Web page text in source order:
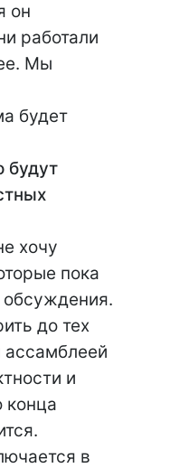
он
работали
Мы
будет
будут
хочу
пока
до тех
ассамблеей
и
конца
в